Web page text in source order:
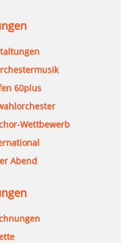
60plus
Wettbewerb
Abend